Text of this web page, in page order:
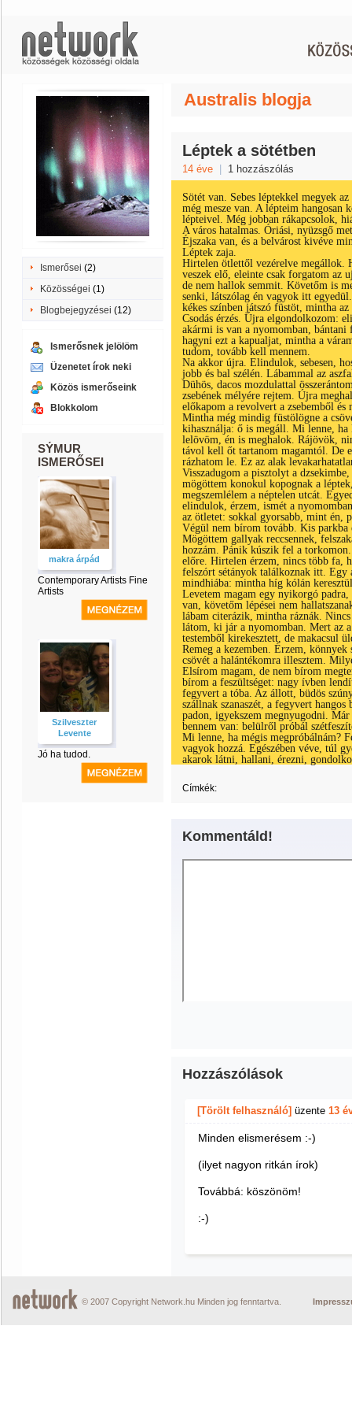
Ismerősei (2)
Közösségei (1)
Blogbejegyzései (12)
Ismerősnek jelölöm
Üzenetet írok neki
Közös ismerőseink
Blokkolom
SÝMUR
ISMERŐSEI
makra árpád
Contemporary Artists Fine
Artists
Szilveszter
Levente
Jó ha tudod.
Australis blogja
Léptek a sötétben
14 éve 1 hozzászólás
Sötét van. Sebes léptekkel megyek
még mesze van. A lépteim hangosan
lépteivel. Még jobban rákapcsolok,
A város hatalmas. Óriási, nyüzsgő
Éjszaka van, és a belvárost kivéve
Léptek zaja.
Hirtelen ötlettől vezérelve megállok.
veszek elő, eleinte csak forgatom az
de nem hallok semmit. Követőm is
senki, látszólag én vagyok itt
kékes színben játszó füstöt, mintha
Csodás érzés. Újra elgondolkozom:
akármi is van a nyomomban,
hagyni ezt a kapualjat, mintha a
tudom, tovább kell mennem.
Na akkor újra. Elindulok, sebesen,
jobb és bal szélén. Lábammal az
Dühös, dacos mozdulattal
zsebének mélyére rejtem. Újra
előkapom a revolvert a zsebemből
Mintha még mindig füstölögne a
kihasználja: ő is megáll. Mi lenne, ha
lelövöm, én is meghalok. Rájövök,
távol kell őt tartanom magamtól. De
rázhatom le. Ez az alak
Visszadugom a pisztolyt a
mögöttem konokul kopognak a
megszemlélem a néptelen utcát.
elindulok, érzem, ismét a
az ötletet: sokkal gyorsabb, mint én,
Végül nem bírom tovább. Kis parkba
Mögöttem gallyak reccsennek,
hozzám. Pánik kúszik fel a
előre. Hirtelen érzem, nincs több fa,
felszórt sétányok találkoznak itt. Egy
mindhiába: mintha híg kólán
Levetem magam egy nyikorgó
van, követőm lépései nem
lábam citerázik, mintha ráznák.
látom, ki jár a nyomomban. Mert az
testemből kirekesztett, de makacsul
Remeg a kezemben. Érzem,
csövét a halántékomra illesztem.
Elsírom magam, de nem bírom
bírom a feszültséget: nagy ívben
fegyvert a tóba. Az állott, büdös
szállnak szanaszét, a fegyvert
padon, igyekszem megnyugodni.
bennem van: belülről próbál
Mi lenne, ha mégis megpróbálnám?
vagyok hozzá. Egészében véve, túl
akarok látni, hallani, érezni,
Címkék:
Kommentáld!
Hozzászólások
[Törölt felhasználó] üzente 13
Minden elismerésem :-)
(ilyet nagyon ritkán írok)
Továbbá: köszönöm!
:-)
© 2007 Copyright Network.hu Minden jog fenntartva.